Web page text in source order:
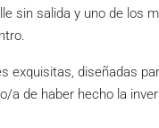
sin salida y uno de
exquisitas, diseñadas
a de haber hecho la